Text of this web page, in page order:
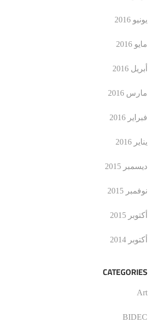
يونيو 2016
مايو 2016
أبريل 2016
مارس 2016
فبراير 2016
يناير 2016
ديسمبر 2015
نوفمبر 2015
أكتوبر 2015
أكتوبر 2014
CATEGORIES
Art
BIDEC